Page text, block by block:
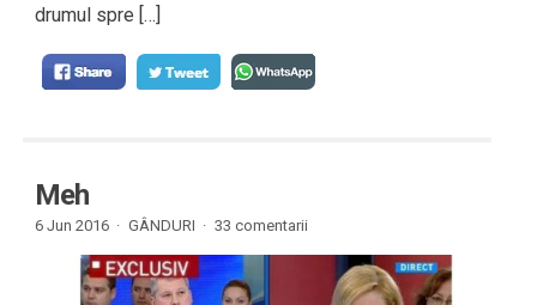
drumul spre […]
Meh
6 Jun 2016 · GÂNDURI · 33 comentarii